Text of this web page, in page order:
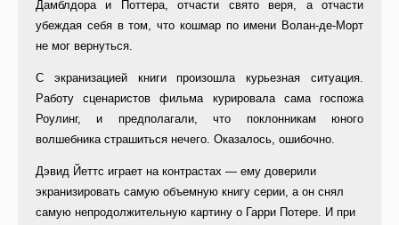
Дамблдора и Поттера, отчасти свято веря, а отчасти
убеждая себя в том, что кошмар по имени Волан-де-Морт
не мог вернуться.
С экранизацией книги произошла курьезная ситуация.
Работу сценаристов фильма курировала сама госпожа
Роулинг, и предполагали, что поклонникам юного
волшебника страшиться нечего. Оказалось, ошибочно.
Дэвид Йеттс играет на контрастах — ему доверили
экранизировать самую объемную книгу серии, а он снял
самую непродолжительную картину о Гарри Потере. И при